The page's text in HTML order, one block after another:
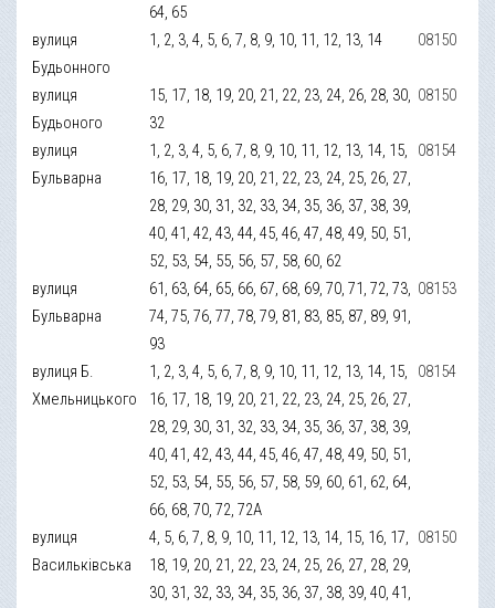
64, 65
вулиця
Будьонного
1, 2, 3, 4, 5, 6, 7, 8, 9, 10, 11, 12, 13, 14 08150
вулиця
Будьоного
15, 17, 18, 19, 20, 21, 22, 23, 24, 26, 28, 30,
32
08150
вулиця
Бульварна
1, 2, 3, 4, 5, 6, 7, 8, 9, 10, 11, 12, 13, 14, 15,
16, 17, 18, 19, 20, 21, 22, 23, 24, 25, 26, 27,
28, 29, 30, 31, 32, 33, 34, 35, 36, 37, 38, 39,
40, 41, 42, 43, 44, 45, 46, 47, 48, 49, 50, 51,
52, 53, 54, 55, 56, 57, 58, 60, 62
08154
вулиця
Бульварна
61, 63, 64, 65, 66, 67, 68, 69, 70, 71, 72, 73,
74, 75, 76, 77, 78, 79, 81, 83, 85, 87, 89, 91,
93
08153
вулиця Б.
Хмельницького
1, 2, 3, 4, 5, 6, 7, 8, 9, 10, 11, 12, 13, 14, 15,
16, 17, 18, 19, 20, 21, 22, 23, 24, 25, 26, 27,
28, 29, 30, 31, 32, 33, 34, 35, 36, 37, 38, 39,
40, 41, 42, 43, 44, 45, 46, 47, 48, 49, 50, 51,
52, 53, 54, 55, 56, 57, 58, 59, 60, 61, 62, 64,
66, 68, 70, 72, 72А
08154
вулиця
Васильківська
4, 5, 6, 7, 8, 9, 10, 11, 12, 13, 14, 15, 16, 17,
18, 19, 20, 21, 22, 23, 24, 25, 26, 27, 28, 29,
30, 31, 32, 33, 34, 35, 36, 37, 38, 39, 40, 41,
08150